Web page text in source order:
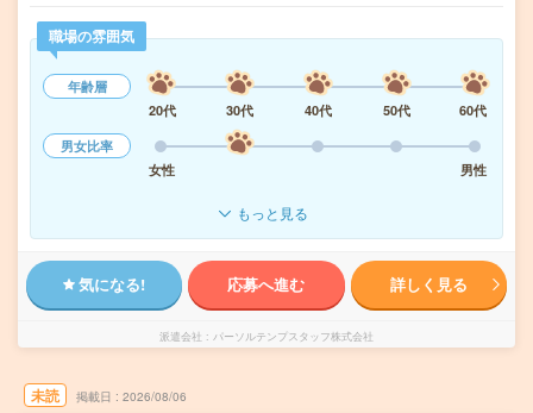
職場の雰囲気
年齢層
20代
30代 40代 50代
60代
男女比率
女性
男性
もっと見る
気になる! 応募へ進む 詳しく見る
派遣会社 パーソルテンプスタッフ株式会社
未読 掲載日 2026/08/06